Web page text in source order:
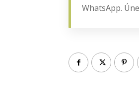
WhatsApp.